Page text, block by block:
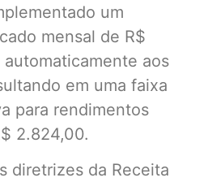
um
mensal de R$
aos
em uma faixa
para rendimentos
2.824,00.
diretrizes da Receita